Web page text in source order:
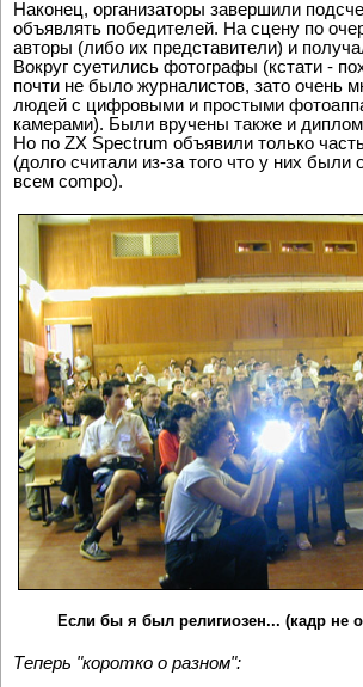
Наконец, организаторы завершили
объявлять победителей. На сцену по
авторы (либо их представители) и
Вокруг суетились фотографы (кстати -
почти не было журналистов, зато очень
людей с цифровыми и простыми
камерами). Были вручены также и
Но по ZX Spectrum объявили только
(долго считали из-за того что у них
всем compo).
Если бы я был религиозен... (кадр не
Теперь "коротко о разном":